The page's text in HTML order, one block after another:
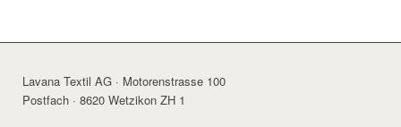
Lavana Textil AG · Motorenstrasse 100
Postfach · 8620 Wetzikon ZH 1